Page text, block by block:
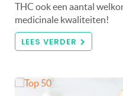
THC ook een aantal
medicinale kwaliteiten!
LEES VERDER